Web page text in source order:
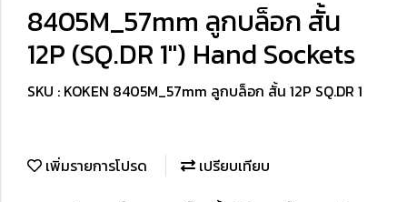
8405M_57mm ลูกบล็อก สั้น
12P (SQ.DR 1") Hand Sockets
SKU : KOKEN 8405M_57mm ลูกบล็อก สั้น 12P SQ.DR 1
เพิ่มรายการโปรด
เปรียบเทียบ